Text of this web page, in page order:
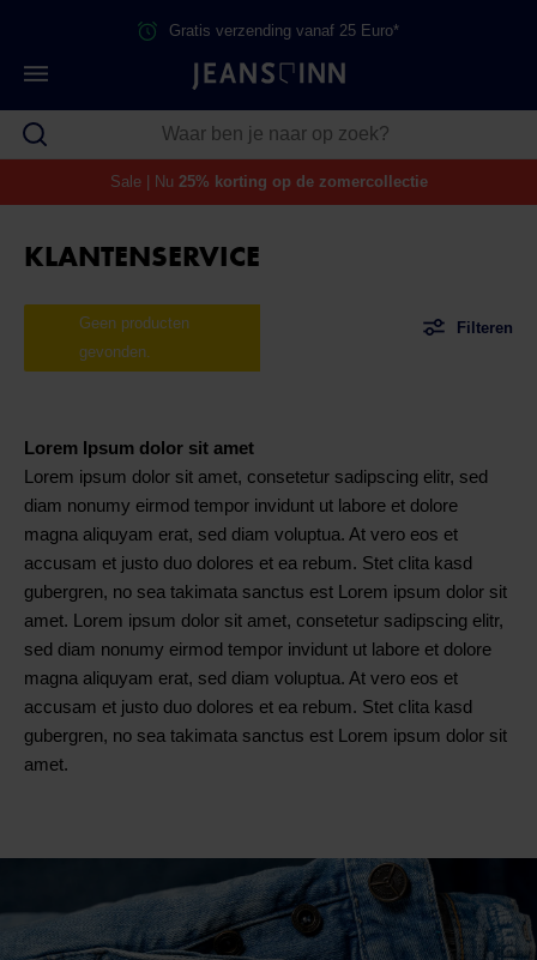
Gratis verzending vanaf 25 Euro*
Sale | Nu 25% korting op de zomercollectie
KLANTENSERVICE
Filteren
Geen producten
gevonden.
Lorem Ipsum dolor sit amet
Lorem ipsum dolor sit amet, consetetur sadipscing elitr, sed
diam nonumy eirmod tempor invidunt ut labore et dolore
magna aliquyam erat, sed diam voluptua. At vero eos et
accusam et justo duo dolores et ea rebum. Stet clita kasd
gubergren, no sea takimata sanctus est Lorem ipsum dolor sit
amet. Lorem ipsum dolor sit amet, consetetur sadipscing elitr,
sed diam nonumy eirmod tempor invidunt ut labore et dolore
magna aliquyam erat, sed diam voluptua. At vero eos et
accusam et justo duo dolores et ea rebum. Stet clita kasd
gubergren, no sea takimata sanctus est Lorem ipsum dolor sit
amet.